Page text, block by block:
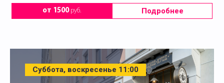
от 1500руб. Подробнее
Суббота, воскресенье 11:00